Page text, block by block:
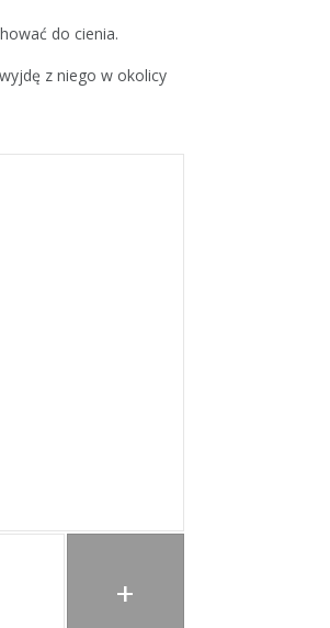
do cienia.
z niego w okolicy
+